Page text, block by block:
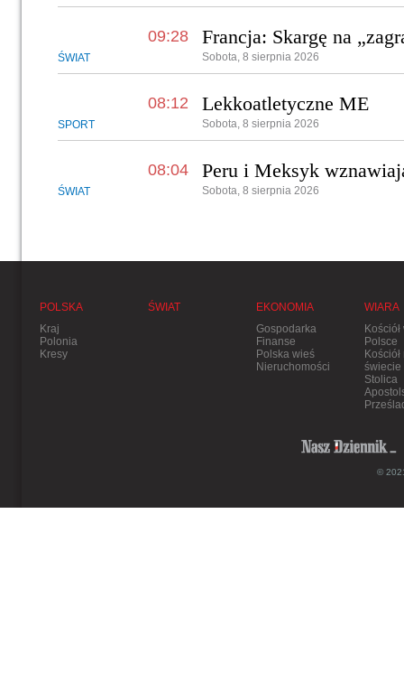
09:28
ŚWIAT
Francja: Skargę na
Sobota, 8 sierpnia 2026
08:12
SPORT
Lekkoatletyczne ME
Sobota, 8 sierpnia 2026
08:04
ŚWIAT
Peru i Meksyk
Sobota, 8 sierpnia 2026
POLSKA
Kraj
Polonia
Kresy
ŚWIAT
EKONOMIA
Gospodarka
Finanse
Polska wieś
Nieruchomości
WIARA
Kościół
Polsce
Kościół
świecie
Stolica
©